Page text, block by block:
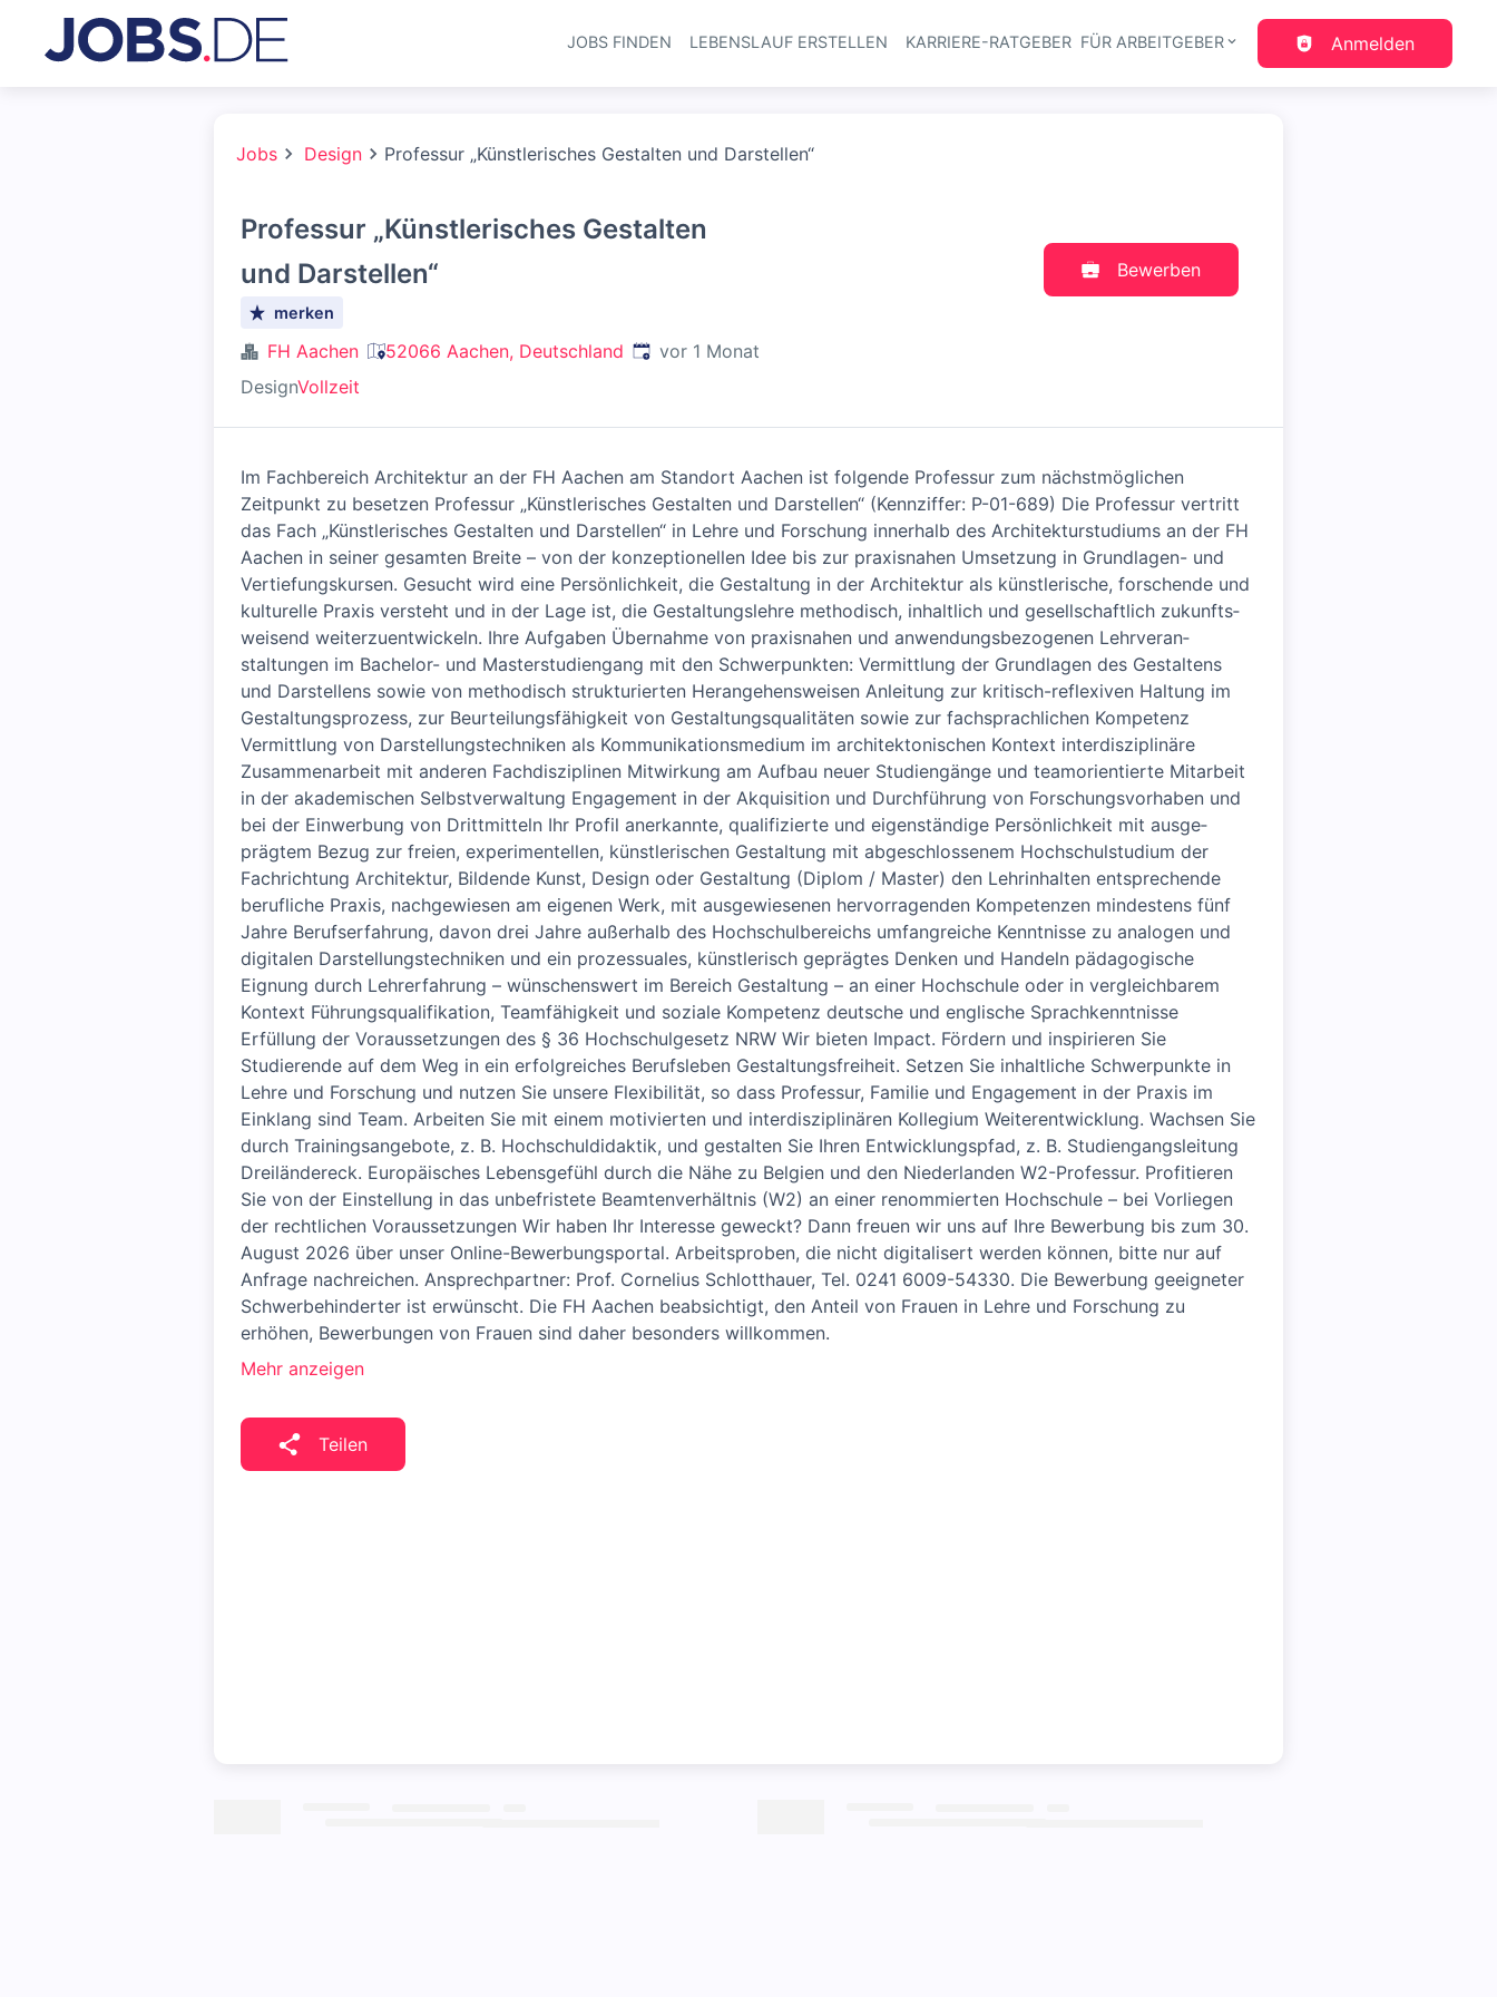
Haupt-Navigation
JOBS FINDEN LEBENSLAUF ERSTELLEN KARRIERE-RATGEBER FÜR ARBEITGEBER Anmelden
Jobs Design Professur „Künstlerisches Gestalten und Darstellen“
Professur „Künstlerisches Gestalten
und Darstellen“
merken
FH Aachen 52066 Aachen, Deutschland Veröffentlicht:
vor 1 Monat
DesignVollzeit
Bewerben
Im Fachbereich Architektur an der FH Aachen am Standort Aachen ist folgende Professur zum nächstmöglichen
Zeitpunkt zu besetzen Professur „Künstlerisches Gestalten und Darstellen“ (Kennziffer: P-01-689) Die Professur vertritt
das Fach „Künstlerisches Gestalten und Darstellen“ in Lehre und Forschung inner­halb des Architektur­studiums an der FH
Aachen in seiner gesamten Breite – von der konzeptio­nellen Idee bis zur praxisnahen Umsetzung in Grund­lagen- und
Vertiefungs­kursen. Gesucht wird eine Persönlichkeit, die Gestal­tung in der Archi­tektur als künstlerische, forschende und
kulturelle Praxis versteht und in der Lage ist, die Gestaltungs­lehre methodisch, inhalt­lich und gesell­schaftlich zukunfts­
weisend weiterzu­entwickeln. Ihre Aufgaben Übernahme von praxisnahen und anwendungs­bezogenen Lehrveran­
staltungen im Bachelor- und Master­studien­gang mit den Schwer­punkten: Vermittlung der Grundlagen des Gestaltens
und Darstellens sowie von metho­disch struk­turierten Herangehens­weisen Anleitung zur kritisch-reflexiven Haltung im
Gestaltungs­prozess, zur Beurteilungs­fähigkeit von Gestaltungs­qualitäten sowie zur fach­sprachlichen Kompetenz
Vermittlung von Darstellungstechniken als Kommunikation­smedium im architektonischen Kontext interdisziplinäre
Zusammen­arbeit mit anderen Fach­disziplinen Mitwirkung am Aufbau neuer Studiengänge und team­orientierte Mitarbeit
in der akademischen Selbst­verwaltung Engagement in der Akquisition und Durchführung von Forschungs­vorhaben und
bei der Einwerbung von Dritt­mitteln Ihr Profil anerkannte, qualifizierte und eigenständige Persönlich­keit mit ausge­
prägtem Bezug zur freien, experimentellen, künstlerischen Gestaltung mit abge­schlossenem Hochschul­studium der
Fach­richtung Architektur, Bildende Kunst, Design oder Gestaltung (Diplom / Master) den Lehrinhalten entsprechende
berufliche Praxis, nach­gewiesen am eigenen Werk, mit ausge­wiesenen hervor­ragenden Kompe­tenzen mindestens fünf
Jahre Berufserfahrung, davon drei Jahre außerhalb des Hochschulbereichs umfangreiche Kenntnisse zu analogen und
digitalen Darstellungs­techniken und ein prozes­suales, künstlerisch geprägtes Denken und Handeln pädagogische
Eignung durch Lehrerfahrung – wünschens­wert im Bereich Gestaltung – an einer Hoch­schule oder in vergleich­barem
Kontext Führungsqualifikation, Teamfähigkeit und soziale Kompetenz deutsche und englische Sprach­kenntnisse
Erfüllung der Voraussetzungen des § 36 Hochschul­gesetz NRW Wir bieten Impact. Fördern und inspirieren Sie
Studierende auf dem Weg in ein erfolg­reiches Berufs­leben Gestaltungsfreiheit. Setzen Sie inhaltliche Schwer­punkte in
Lehre und Forschung und nutzen Sie unsere Flexibilität, so dass Professur, Familie und Engage­ment in der Praxis im
Einklang sind Team. Arbeiten Sie mit einem motivierten und inter­disziplinären Kollegium Weiterentwicklung. Wachsen Sie
durch Trainings­angebote, z. B. Hochschu­ldidaktik, und gestalten Sie Ihren Entwicklungs­pfad, z. B. Studiengangs­leitung
Dreiländereck. Europäisches Lebens­gefühl durch die Nähe zu Belgien und den Nieder­landen W2-Professur. Profitieren
Sie von der Einstellung in das unbe­fristete Beamtenverhältnis (W2) an einer renommierten Hoch­schule – bei Vorliegen
der recht­lichen Voraus­setzungen Wir haben Ihr Interesse geweckt? Dann freuen wir uns auf Ihre Bewerbung bis zum 30.
August 2026 über unser Online-Bewerbungsportal. Arbeits­proben, die nicht digitalisert werden können, bitte nur auf
Anfrage nachreichen. Ansprechpartner: Prof. Cornelius Schlotthauer, Tel. 0241 6009-54330. Die Bewerbung geeigneter
Schwerbehinderter ist erwünscht. Die FH Aachen beab­sichtigt, den Anteil von Frauen in Lehre und Forschung zu
erhöhen, Bewer­bungen von Frauen sind daher besonders will­kommen.
Mehr anzeigen
Teilen